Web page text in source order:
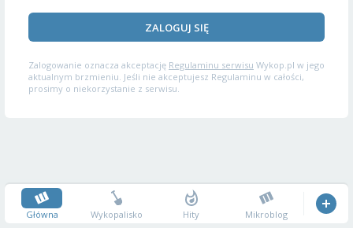
ZALOGUJ SIĘ
Zalogowanie oznacza akceptację Regulaminu serwisu Wykop.pl w jego
aktualnym brzmieniu. Jeśli nie akceptujesz Regulaminu w całości,
prosimy o niekorzystanie z serwisu.
Główna Wykopalisko Hity Mikroblog